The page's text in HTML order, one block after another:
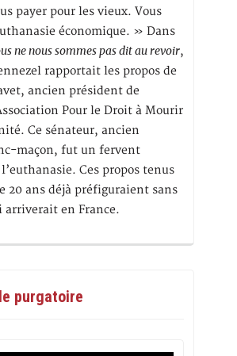
payer pour les vieux. Vous
économique. » Dans
ne nous sommes pas dit au revoir,
rapportait les propos de
ancien président de
Pour le Droit à Mourir
Ce sénateur, ancien
maçon, fut un fervent
Ces propos tenus
20 ans déjà préfiguraient sans
arriverait en France.
purgatoire